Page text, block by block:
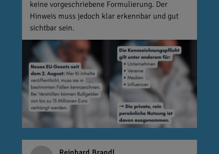
keine vorgeschriebene Formulierung. Der
Hinweis muss jedoch klar erkennbar und gut
sichtbar sein.